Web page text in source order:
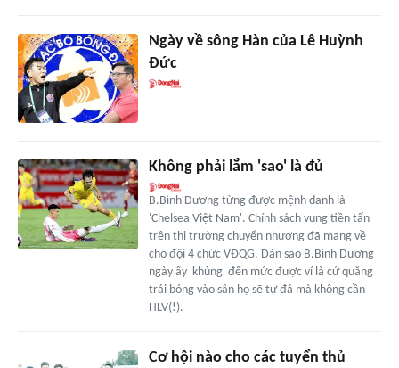
Ngày về sông Hàn của Lê Huỳnh
Đức
Không phải lắm 'sao' là đủ
B.Bình Dương từng được mệnh danh là
'Chelsea Việt Nam'. Chính sách vung tiền tấn
trên thị trường chuyển nhượng đã mang về
cho đội 4 chức VĐQG. Dàn sao B.Bình Dương
ngày ấy 'khủng' đến mức được ví là cứ quăng
trái bóng vào sân họ sẽ tự đá mà không cần
HLV(!).
Cơ hội nào cho các tuyển thủ